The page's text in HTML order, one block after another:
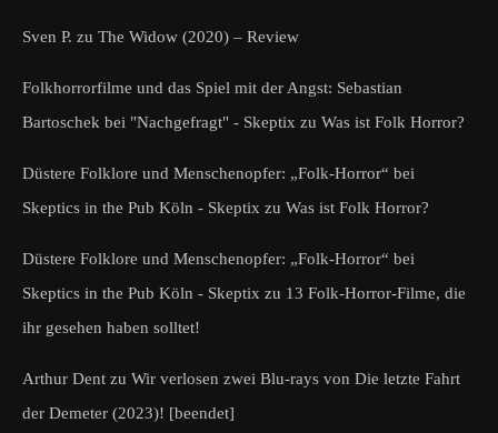
Sven P. zu The Widow (2020) – Review
Folkhorrorfilme und das Spiel mit der Angst: Sebastian
Bartoschek bei "Nachgefragt" - Skeptix zu Was ist Folk Horror?
Düstere Folklore und Menschenopfer: „Folk-Horror“ bei
Skeptics in the Pub Köln - Skeptix zu Was ist Folk Horror?
Düstere Folklore und Menschenopfer: „Folk-Horror“ bei
Skeptics in the Pub Köln - Skeptix zu 13 Folk-Horror-Filme, die
ihr gesehen haben solltet!
Arthur Dent zu Wir verlosen zwei Blu-rays von Die letzte Fahrt
der Demeter (2023)! [beendet]